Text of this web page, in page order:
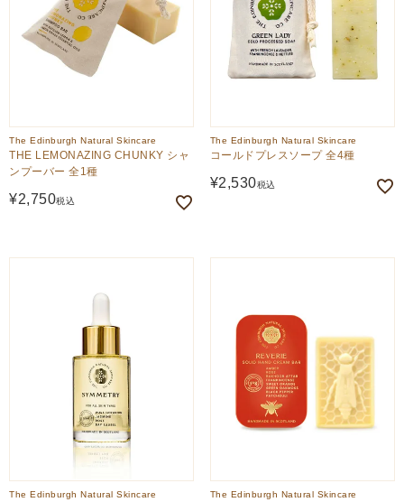
The Edinburgh Natural Skincare
THE LEMONAZING CHUNKY シャ
ンプーバー 全1種
¥2,750税込
The Edinburgh Natural Skincare
コールドプレスソープ 全4種
¥2,530税込
The Edinburgh Natural Skincare The Edinburgh Natural Skincare